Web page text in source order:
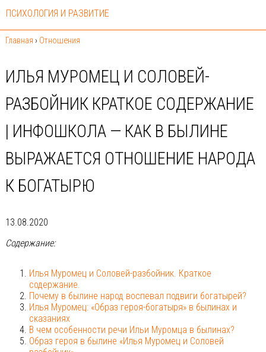
ПСИХОЛОГИЯ И РАЗВИТИЕ
Главная › Отношения
ИЛЬЯ МУРОМЕЦ И СОЛОВЕЙ-
РАЗБОЙНИК КРАТКОЕ СОДЕРЖАНИЕ
| ИНФОШКОЛА — КАК В БЫЛИНЕ
ВЫРАЖАЕТСЯ ОТНОШЕНИЕ НАРОДА
К БОГАТЫРЮ
13.08.2020
Содержание:
Илья Муромец и Соловей-разбойник. Краткое
содержание.
Почему в былине народ воспевал подвиги богатырей?
Илья Муромец: «Образ героя-богатыря» в былинах и
сказаниях
В чем особенности речи Ильи Муромца в былинах?
Образ героя в былине «Илья Муромец и Соловей